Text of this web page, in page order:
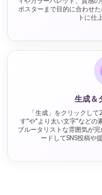
ポスターまで目的に合わせ
トに仕
生成＆
「生成」をクリックし
す"や"より太い文字"などの
ブルータリストな雰囲気が
ードしてSNS投稿や